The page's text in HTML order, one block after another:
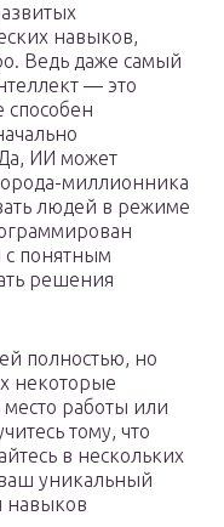
навыков,
Ведь даже самый
— это
способен
ИИ может
миллионника
людей в режиме
понятным
решения
полностью, но
некоторые
место работы или
тому, что
в нескольких
уникальный
навыков